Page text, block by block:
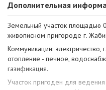
Дополнительная
Земельный участок площадью
живописном пригороде г.
Коммуникации: электричество,
отопление - печное,
газификация.
Участок пригоден для ведения